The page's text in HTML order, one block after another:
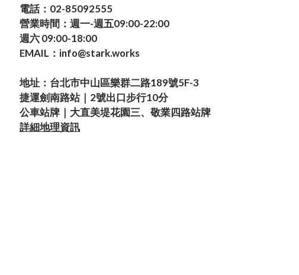
電話：02-85092555
營業時間：週一-週五09:00-22:00
週六 09:00-18:00
EMAIL：info@stark.works
地址：台北市中山區樂群二路189號5F-3
捷運劍南路站｜2號出口步行10分
公車站牌｜大直美堤花園三、敬業四路站牌
詳細地理資訊